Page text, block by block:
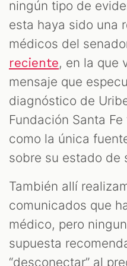
ningún tipo de
esta haya sido una
médicos del
reciente, en la que
mensaje que
diagnóstico de
Fundación Santa Fe
como la única
sobre su estado de
También allí
comunicados que
médico, pero
supuesta
“desconectar” al